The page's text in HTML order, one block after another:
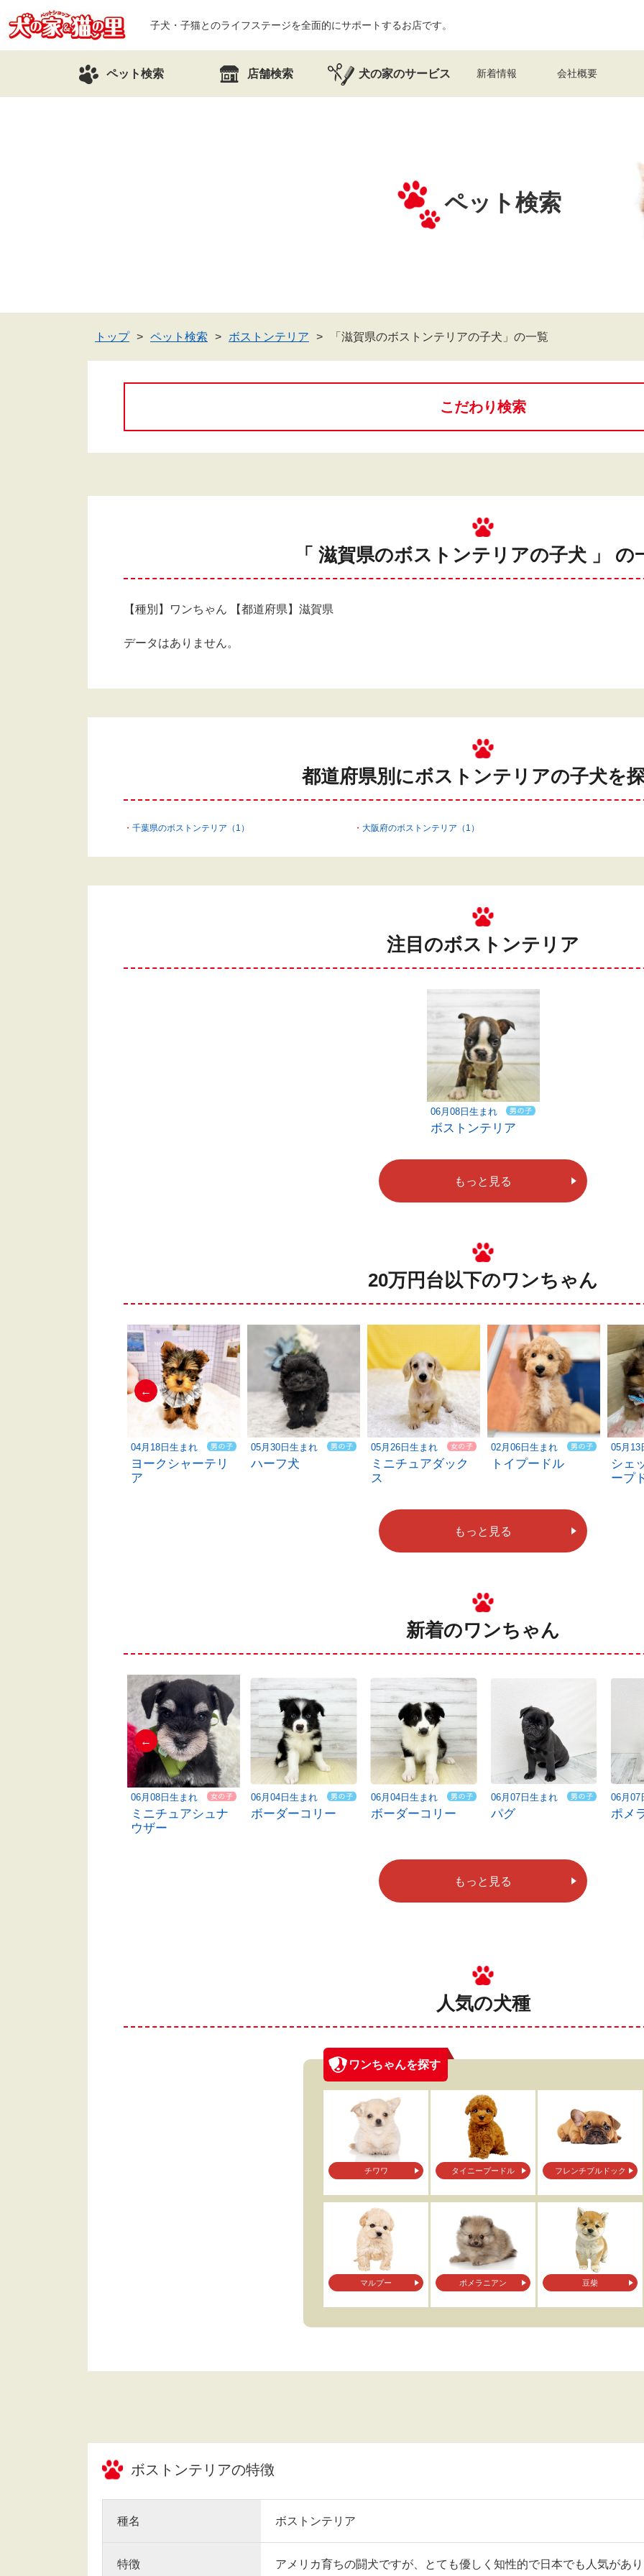
子犬・子猫とのライフステージを全面的にサポートするお店です。
ペット検索 店舗検索 犬の家のサービス 新着情報 会社概要
ペット検索
トップ ペット検索 ボストンテリア 「滋賀県のボストンテリアの子犬」の一覧
こだわり検索
「 滋賀県のボストンテリアの子犬 」 の
【種別】ワンちゃん 【都道府県】滋賀県
データはありません。
都道府県別にボストンテリアの子犬を
千葉県のボストンテリア（1） 大阪府のボストンテリア（1）
注目のボストンテリア
06月08日生まれ
ボストンテリア
もっと見る
20万円台以下のワンちゃん
←
04月18日生まれ
ヨークシャーテリ
ア
05月30日生まれ
ハーフ犬
05月26日生まれ
ミニチュアダック
ス
02月06日生まれ
トイプードル
05月13
シェ
ープ
もっと見る
新着のワンちゃん
←
06月08日生まれ
ミニチュアシュナ
ウザー
06月04日生まれ
ボーダーコリー
06月04日生まれ
ボーダーコリー
06月07日生まれ
パグ
06月07
ポメ
もっと見る
人気の犬種
ワンちゃんを探す
チワワ タイニープードル フレンチブルドック
マルプー ポメラニアン 豆柴
ボストンテリアの特徴
種名 ボストンテリア
特徴 アメリカ育ちの闘犬ですが、とても優しく知性的で日本でも人気があ